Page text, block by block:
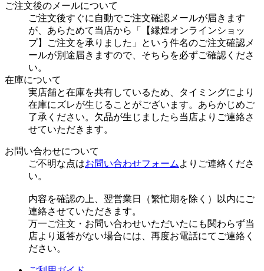
ご注文後のメールについて
ご注文後すぐに自動でご注文確認メールが届きます
が、あらためて当店から「【縁煌オンラインショッ
プ】ご注文を承りました」という件名のご注文確認メ
ールが別途届きますので、そちらを必ずご確認くださ
い。
在庫について
実店舗と在庫を共有しているため、タイミングにより
在庫にズレが生じることがございます。あらかじめご
了承ください。欠品が生じましたら当店よりご連絡さ
せていただきます。
お問い合わせについて
ご不明な点はお問い合わせフォームよりご連絡くださ
い。
内容を確認の上、翌営業日（繁忙期を除く）以内にご
連絡させていただきます。
万一ご注文・お問い合わせいただいたにも関わらず当
店より返答がない場合には、再度お電話にてご連絡く
ださい。